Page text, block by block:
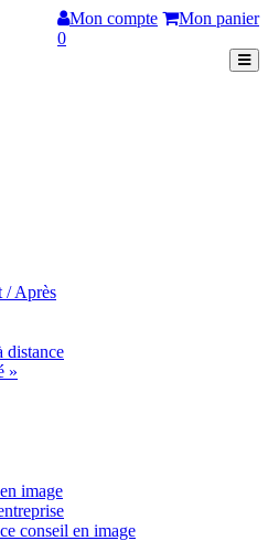
Mon compte
Mon panier
0
/ Après
distance
»
image
conseil en image